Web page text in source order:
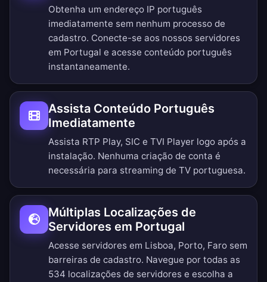
Obtenha um endereço IP português
imediatamente sem nenhum processo de
cadastro. Conecte-se aos nossos servidores
em Portugal e acesse conteúdo português
instantaneamente.
Assista Conteúdo Português
Imediatamente
Assista RTP Play, SIC e TVI Player logo após a
instalação. Nenhuma criação de conta é
necessária para streaming de TV portuguesa.
Múltiplas Localizações de
Servidores em Portugal
Acesse servidores em Lisboa, Porto, Faro sem
barreiras de cadastro. Navegue por todas as
534 localizações de servidores e escolha a